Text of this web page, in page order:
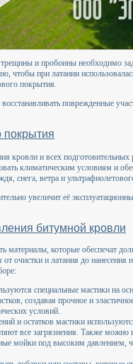
трещины и пробоины необходимо
при латании
покрытия.
поврежденные
покрытия
кровли и всех подготовительных
климатическим условиям и
снега, ветра и
увеличит её
битумной кровли
которые обеспечат
очистки и латания до нанесения
специальные мастики на
создавая прочное и
условий.
и остатков мастики
все загрязнения. Также можно
мойки под высоким давлением,